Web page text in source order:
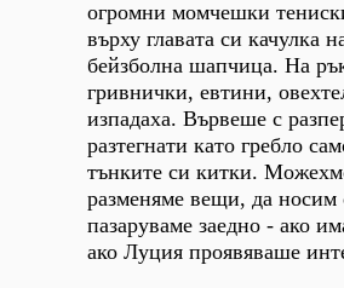
огромни момчешки
върху главата си качулка
бейзболна шапчица. На
гривнички, евтини,
изпадаха. Вървеше с
разтегнати като гребло
тънките си китки.
разменяме вещи, да носим
пазаруваме заедно - ако
ако Луция проявяваше